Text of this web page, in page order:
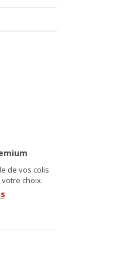
de vos colis
choix.